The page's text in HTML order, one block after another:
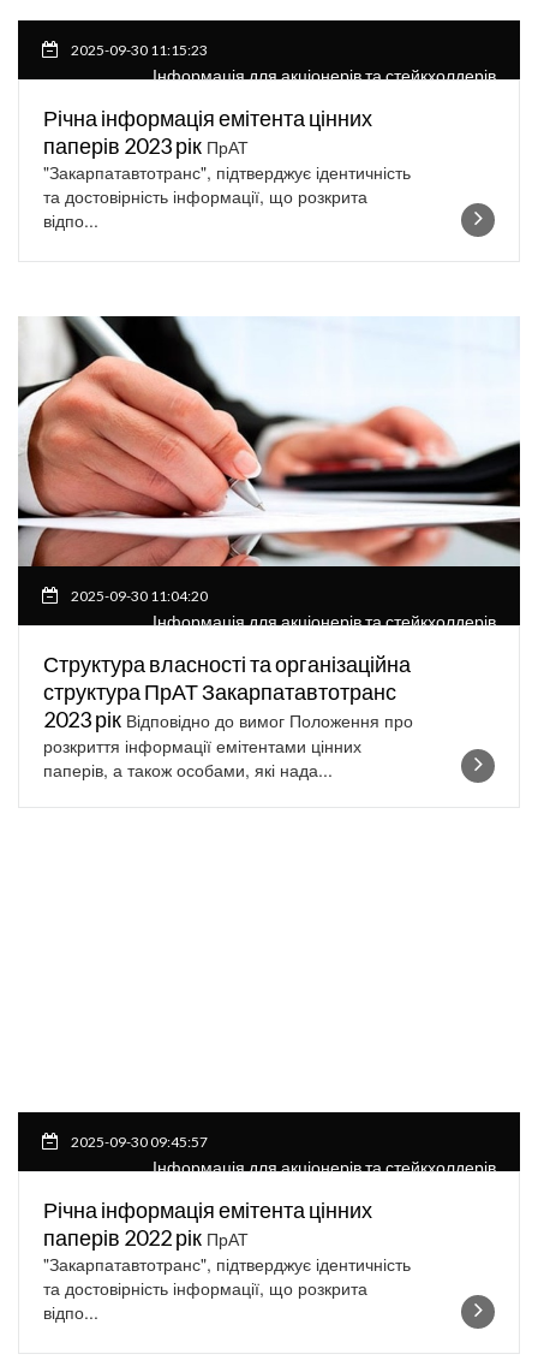
2025-09-30 11:15:23
Інформація для акціонерів та стейкхолдерів
Річна інформація емітента цінних
паперів 2023 рік ПрАТ
"Закарпатавтотранс", підтверджує ідентичність
та достовірність інформації, що розкрита
відпо...
2025-09-30 11:04:20
Інформація для акціонерів та стейкхолдерів
Структура власності та організаційна
структура ПрАТ Закарпатавтотранс
2023 рік Відповідно до вимог Положення про
розкриття інформації емітентами цінних
паперів, а також особами, які нада...
2025-09-30 09:45:57
Інформація для акціонерів та стейкхолдерів
Річна інформація емітента цінних
паперів 2022 рік ПрАТ
"Закарпатавтотранс", підтверджує ідентичність
та достовірність інформації, що розкрита
відпо...